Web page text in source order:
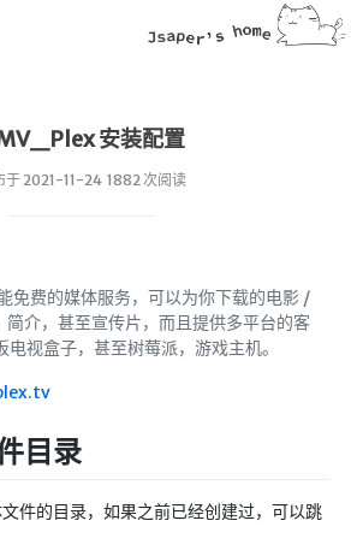
安装配置
于 2021-11-24 1882 次阅读
免费的媒体服务，可以为你下载的电影 /
简介，甚至宣传片，而且提供多平台的客
视盒子，甚至树莓派，游戏主机。
目录
件的目录，如果之前已经创建过，可以跳